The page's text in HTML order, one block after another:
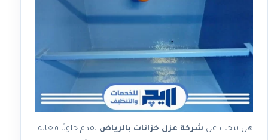
هل تبحث عن شركة عزل خزانات بالرياض تقدم حلولًا فعالة